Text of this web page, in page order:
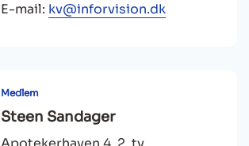
E-mail: kv@inforvision.dk
Medlem
Steen Sandager